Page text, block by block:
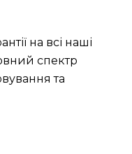
на всі наші
спектр
та